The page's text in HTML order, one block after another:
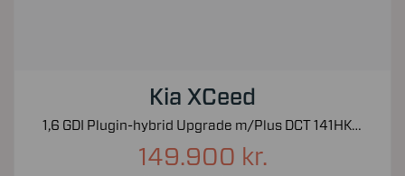
Kia XCeed
1,6 GDI Plugin-hybrid Upgrade m/Plus DCT 141HK 5d 6g Aut.
149.900 kr.